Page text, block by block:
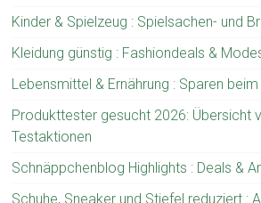
Kinder & Spielzeug : Spielsachen- und
Kleidung günstig : Fashiondeals &
Lebensmittel & Ernährung : Sparen
Produkttester gesucht 2026: Übersicht
Testaktionen
Schnäppchenblog Highlights : Deals &
Schuhe, Sneaker und Stiefel reduziert :